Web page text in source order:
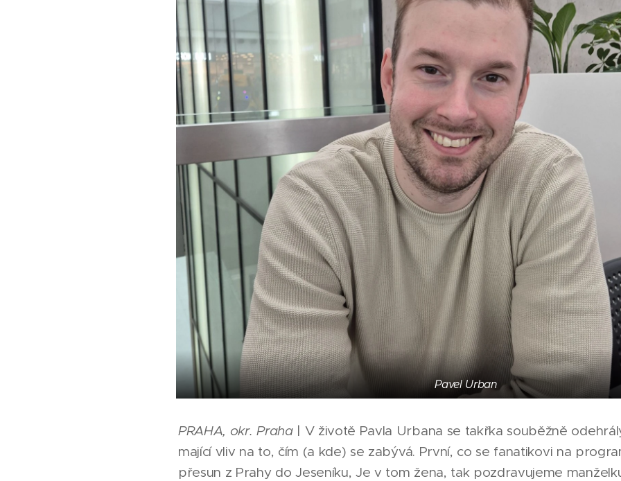
Pavel Urban
PRAHA, okr. Praha| V životě Pavla Urbana se takřka souběžně
mající vliv na to, čím (a kde) se zabývá. První, co se fanatikovi na
přesun z Prahy do Jeseníku, Je v tom žena, tak pozdravujeme